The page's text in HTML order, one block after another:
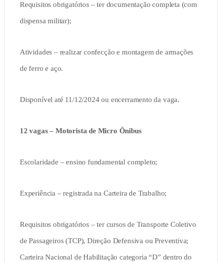
Requisitos obrigatórios – ter documentação completa (com
dispensa militar);
Atividades – realizar confecção e montagem de armações
de ferro e aço.
Disponível até 11/12/2024 ou encerramento da vaga.
12 vagas – Motorista de Micro Ônibus
Escolaridade – ensino fundamental completo;
Experiência – registrada na Carteira de Trabalho;
Requisitos obrigatórios – ter cursos de Transporte Coletivo
de Passageiros (TCP), Direção Defensiva ou Preventiva;
Carteira Nacional de Habilitação categoria “D” dentro do